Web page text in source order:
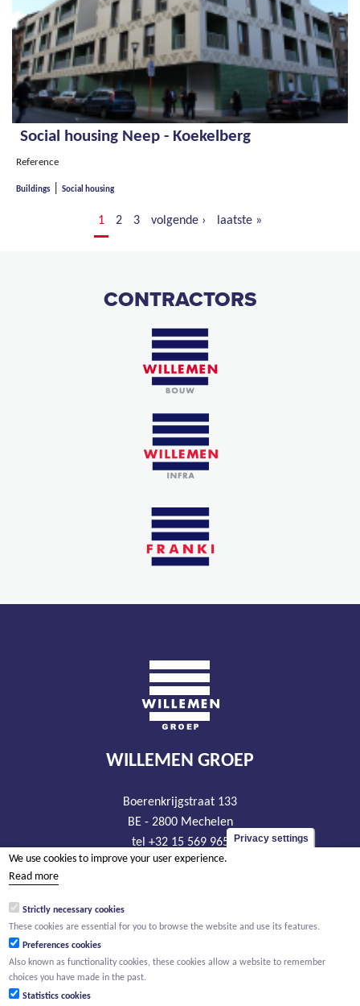
Social housing Neep - Koekelberg
Reference
Buildings Social housing
1 2 3 volgende › laatste »
CONTRACTORS
WILLEMEN GROEP
Boerenkrijgstraat 133
BE - 2800 Mechelen
tel +32 15 569 965
groep@willemen.be
RLP Antwerp, department Mechelen
Privacy settings
We use cookies to improve your user experience.
Read more
Strictly necessary cookies
These cookies are essential for you to browse the website and use its features.
Preferences cookies
Also known as functionality cookies, these cookies allow a website to remember
choices you have made in the past.
Statistics cookies